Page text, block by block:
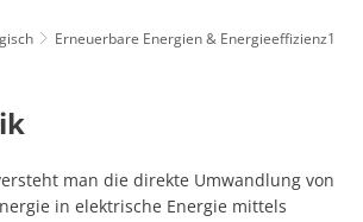
Erneuerbare Energien & Energieeffizienz1
man die direkte Umwandlung von
in elektrische Energie mittels